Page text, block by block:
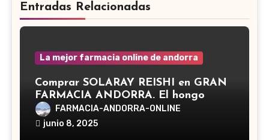
Entradas Relacionadas
La mejor farmacia online de andorra
Comprar SOLARAY REISHI en GRAN
FARMACIA ANDORRA. El hongo
Reishi, cuyo nombre científico es
Ganoderma lucidum, es un hongo
FARMACIA-ANDORRA-ONLINE
junio 8, 2025